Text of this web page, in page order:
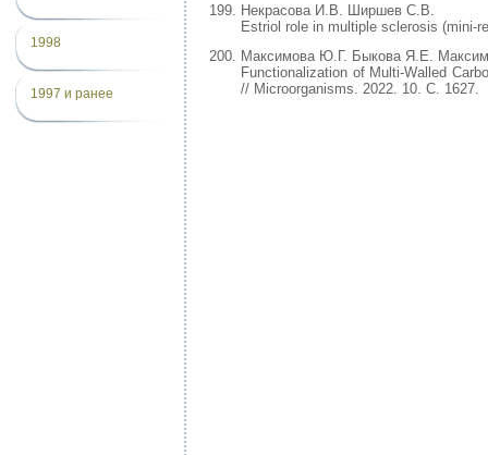
1998
1997 и ранее
Некрасова И.В. Ширшев С.В.
Estriol role in multiple sclerosis (mini-
Максимова Ю.Г. Быкова Я.Е.
Functionalization of Multi-Walled
// Microorganisms. 2022. 10. С. 1627.